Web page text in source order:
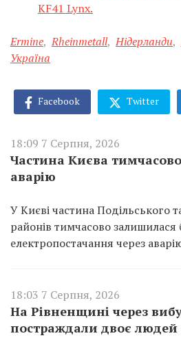
KF41 Lynx.
Ermine, Rheinmetall, Нідерланди,
Україна
Facebook Twitter
18:09 7 Серпня, 2026
Частина Києва тимчасово
аварію
У Києві частина Подільського
районів тимчасово залишилася
електропостачання через
18:03 7 Серпня, 2026
На Рівненщині через
постраждали двоє людей